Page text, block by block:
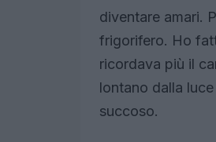
diventare amari.
frigorifero. Ho
ricordava più il
lontano dalla
succoso.